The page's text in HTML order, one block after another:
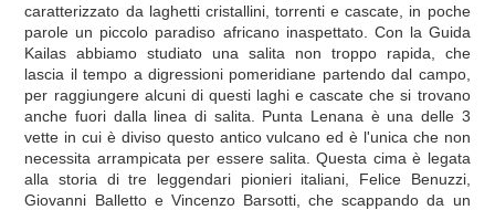
caratterizzato da laghetti cristallini, torrenti e cascate, in poche
parole un piccolo paradiso africano inaspettato. Con la Guida
Kailas abbiamo studiato una salita non troppo rapida, che
lascia il tempo a digressioni pomeridiane partendo dal campo,
per raggiungere alcuni di questi laghi e cascate che si trovano
anche fuori dalla linea di salita. Punta Lenana è una delle 3
vette in cui è diviso questo antico vulcano ed è l'unica che non
necessita arrampicata per essere salita. Questa cima è legata
alla storia di tre leggendari pionieri italiani, Felice Benuzzi,
Giovanni Balletto e Vincenzo Barsotti, che scappando da un